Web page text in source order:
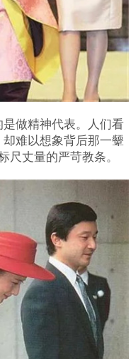
做精神代表。人们看
难以想象背后那一颦
尺丈量的严苛教条。